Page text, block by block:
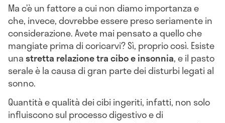
Ma c’è un fattore a cui non diamo importanza e
che, invece, dovrebbe essere preso seriamente in
considerazione. Avete mai pensato aquello che
mangiate prima di coricarvi? Sì, proprio così. Esiste
unastretta relazione tra cibo e insonnia, e il pasto
serale è la causa di gran parte dei disturbi legati al
sonno.
Quantità e qualità dei cibi ingeriti, infatti, non solo
influiscono sul processo digestivo e di